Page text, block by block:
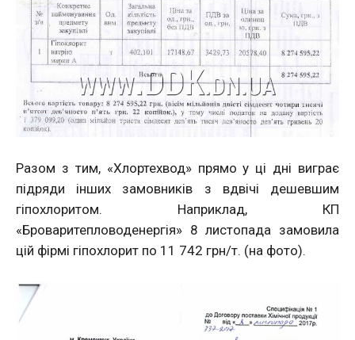
Разом з тим, «Хлортехвод» прямо у ці дні виграє
підряди інших замовників з вдвічі дешевшим
гіпохлоритом. Наприклад, КП
«Броваритепловоденергія» 8 листопада замовила
цій фірмі гіпохлорит по 11 742 грн/т. (на фото).